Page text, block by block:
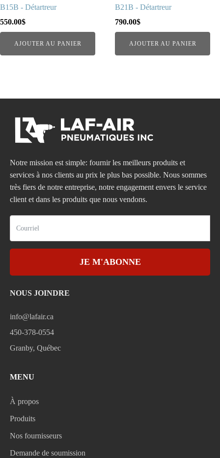
B15B - Détartreur
550.00$
AJOUTER AU PANIER
B21B - Détartreur
790.00$
AJOUTER AU PANIER
Notre mission est simple: fournir les meilleurs produits et
services à nos clients au prix le plus bas possible. Nous sommes
très fiers de notre entreprise, notre engagement envers le service
client et dans les produits que nous vendons.
JE M'ABONNE
NOUS JOINDRE
info@lafair.ca
450-378-0554
Granby, Québec
MENU
À propos
Produits
Nos fournisseurs
Demande de soumission